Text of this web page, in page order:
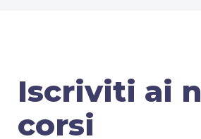
Iscriviti ai
corsi